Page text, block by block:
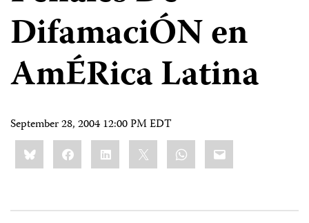
DifamaciÓN en
AmÉRica Latina
September 28, 2004 12:00 PM EDT
Share
this:BlueskyFacebookLinkedIn WhatsApp
Email